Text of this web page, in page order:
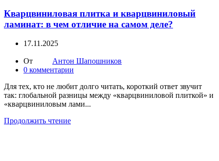
Кварцвиниловая плитка и кварцвиниловый
ламинат: в чем отличие на самом деле?
17.11.2025
От
Антон Шапошников
0 комментарии
Для тех, кто не любит долго читать, короткий ответ звучит
так: глобальной разницы между «кварцвиниловой плиткой» и
«кварцвиниловым лами...
Продолжить чтение